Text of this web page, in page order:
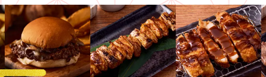
屋台